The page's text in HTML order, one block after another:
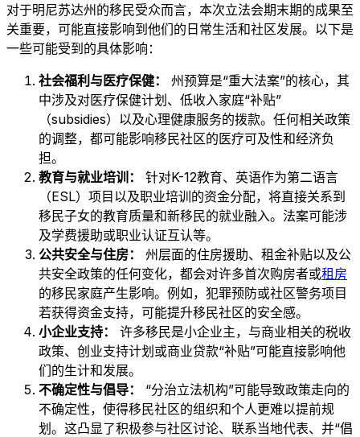
对于明尼苏达州的移民受众而言，本次立法会期末期的成果至
关重要，可能直接影响到他们的日常生活和社区发展。以下是
一些可能受到的具体影响：
社会福利与医疗保健：
州预算是“重大法案”的核心，其
中涉及对医疗保健计划、低收入家庭“补贴”
（subsidies）以及心理健康服务的拨款。任何相关政策
的调整，都可能影响移民社区的医疗可及性和经济负
担。
教育与就业培训：
针对K-12教育、英语作为第二语言
（ESL）项目以及职业培训的资金分配，将直接关系到
移民子女的教育质量和新移民的就业融入。法案可能涉
及学费援助或职业认证互认等。
公共安全与住房：
州层面的住房援助、租金补贴以及公
共安全政策的任何变化，都会对许多首次购房者或租房
的移民家庭产生影响。例如，犯罪预防或社区警务项目
若获得资金支持，可能提升移民社区的安全感。
小企业支持：
许多移民是小企业主，与商业相关的税收
政策、创业支持计划或商业贷款“补贴”可能直接影响他
们的生计和发展。
不确定性与倡导：
“分治立法机构”可能导致政策走向的
不确定性，使得移民社区的组织和个人更难以提前规
划。这凸显了积极参与社区讨论、联系当地代表、并“倡